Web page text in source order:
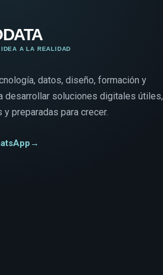
A LA REALIDAD
datos, diseño, formación y
desarrollar soluciones digitales útiles,
preparadas para crecer.
→